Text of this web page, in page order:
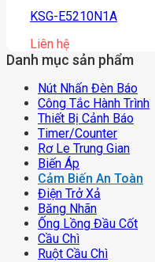
KSG-E5210N1A
Liên hệ
Danh mục sản phẩm
Nút Nhấn Đèn Báo
Công Tắc Hành Trình
Thiết Bị Cảnh Báo
Timer/counter
Rơ Le Trung Gian
Biến Áp
Cảm Biến An Toàn
Điện Trở Xả
Băng Nhãn
Ống Lồng Đầu Cốt
Cầu Chì
Ruột Cầu Chì